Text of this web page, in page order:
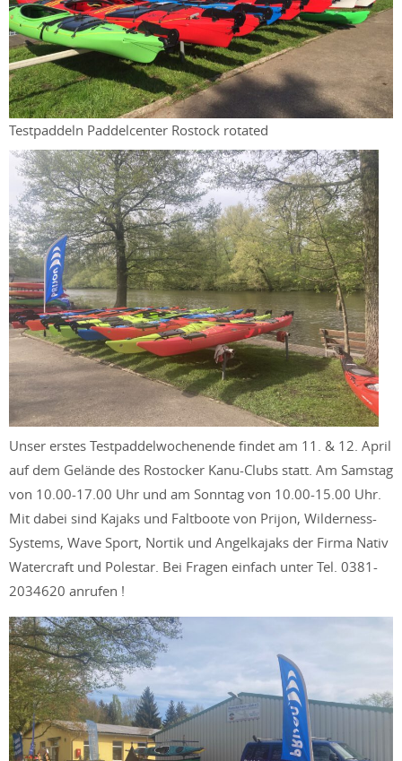
Testpaddeln Paddelcenter Rostock rotated
Unser erstes Testpaddelwochenende findet am 11. & 12. April
auf dem Gelände des Rostocker Kanu-Clubs statt. Am Samstag
von 10.00-17.00 Uhr und am Sonntag von 10.00-15.00 Uhr.
Mit dabei sind Kajaks und Faltboote von Prijon, Wilderness-
Systems, Wave Sport, Nortik und Angelkajaks der Firma Nativ
Watercraft und Polestar. Bei Fragen einfach unter Tel. 0381-
2034620 anrufen !